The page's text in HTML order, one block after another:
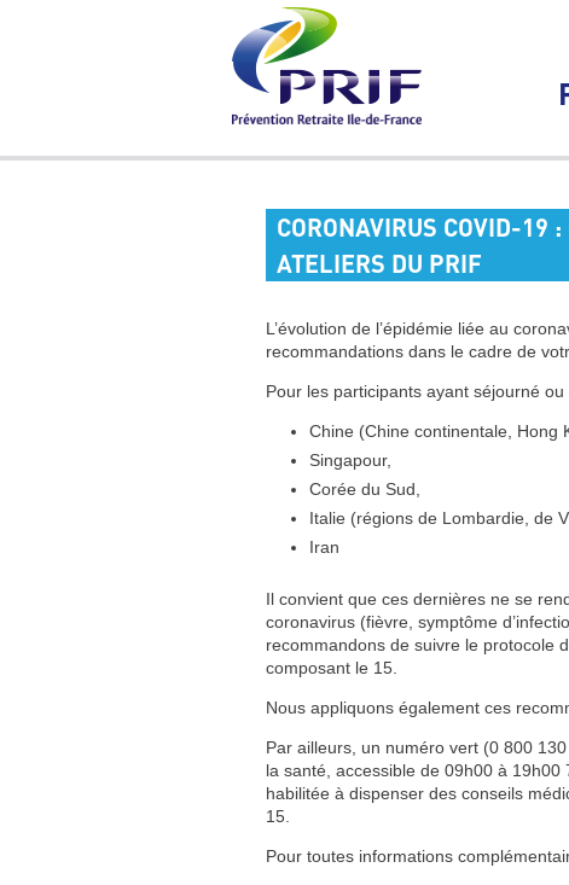
CORONAVIRUS COVID-19
ATELIERS DU PRIF
L’évolution de l’épidémie liée au
recommandations dans le cadre de
Pour les participants ayant séjourné
Chine (Chine continentale, Hong
Singapour,
Corée du Sud,
Italie (régions de Lombardie, de
Iran
Il convient que ces dernières ne se
coronavirus (fièvre, symptôme
recommandons de suivre le protocole
composant le 15.
Nous appliquons également ces
Par ailleurs, un numéro vert (0 800
la santé, accessible de 09h00 à 19h00
habilitée à dispenser des conseils
15.
Pour toutes informations